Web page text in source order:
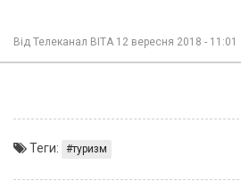
Від Телеканал ВІТА 12 вересня 2018 - 11:01
Теги: туризм